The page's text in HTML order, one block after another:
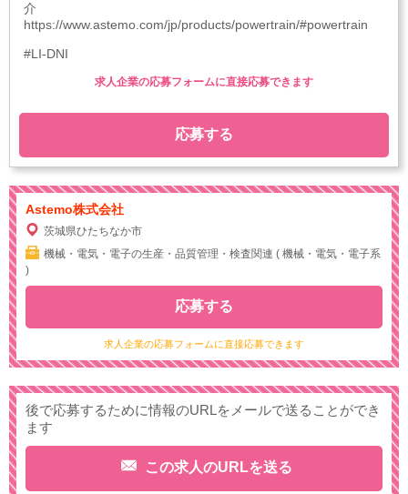
介
https://www.astemo.com/jp/products/powertrain/#powertrain
#LI-DNI
応募する
求人企業の応募フォームに直接応募できます
Astemo株式会社
茨城県ひたちなか市
機械・電気・電子の生産・品質管理・検査関連 ( 機械・電気・電子系
)
求人企業の応募フォームに直接応募できます
応募する
後で応募するために情報のURLをメールで送ることができ
ます
この求人のURLを送る